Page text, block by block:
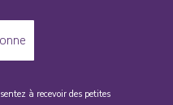
à recevoir des petites